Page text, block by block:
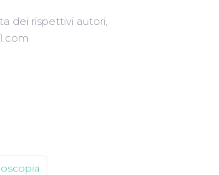
dei rispettivi autori,